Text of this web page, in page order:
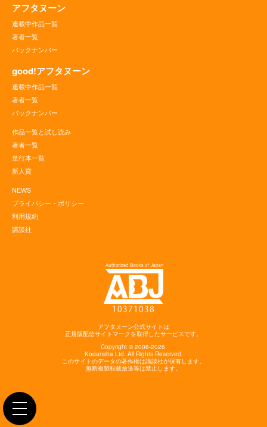
toggle
アフタヌーン
連載中作品一覧
著者一覧
バックナンバー
good!アフタヌーン
連載中作品一覧
著者一覧
バックナンバー
作品一覧と試し読み
著者一覧
単行本一覧
新人賞
NEWS
プライバシー・ポリシー
利用規約
講談社
アフタヌーン公式サイトは
正規版配信サイトマークを取得したサービスです。
Copyright © 2008-2026
KodanshaLtd. All Rights Reserved.
このサイトのデータの著作権は講談社が保有します。
無断複製転載放送等は禁止します。